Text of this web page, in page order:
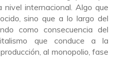
internacional. Algo que
sino que a lo largo del
como consecuencia del
que conduce a la
al monopolio, fase